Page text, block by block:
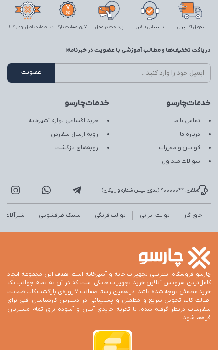
تحویل اکسپرس پشتیبانی آنلاین پرداخت در محل 7 روز ضمانت بازگشت ضمانت اصل بودن کالا
خدمات‌چارسو
تماس با ما
درباره ما
قوانین و مقررات
سوالات متداول
خدمات‌چارسو
خرید اقساطی لوازم آشپزخانه
رویه ارسال سفارش
رویه‌های بازگشت
دریافت تخفیف‌ها و مطالب آموزشی با عضویت در خبرنامه:
تلفن: 90000044 (بدون پیش شماره و رایگان)
اجاق گاز توالت ایرانی توالت فرنگی سینک ظرفشویی شیرآلات
چارسو فروشگاه اینترنتی تجهیزات خانه و آشپزخانه است. هدف این مجموعه ایجاد
کامل‌ترین سرویس آنلاین خرید تجهیزات خانگی است که در آن به تمام جوانب یک
خرید مطمئن توجه شده باشد. در همین راستا ضمانت 7 روزه‌ی بازگشت کالا، ضمانت
اصالت کالا، تحویل سریع و مطمئن و پشتیبانی در دسترس کارشناسان فنی برای
سفارشات درنظر گرفته شده، تا تجربه خریدی آسان و آسوده برای تمام مشتریان
فراهم شود.